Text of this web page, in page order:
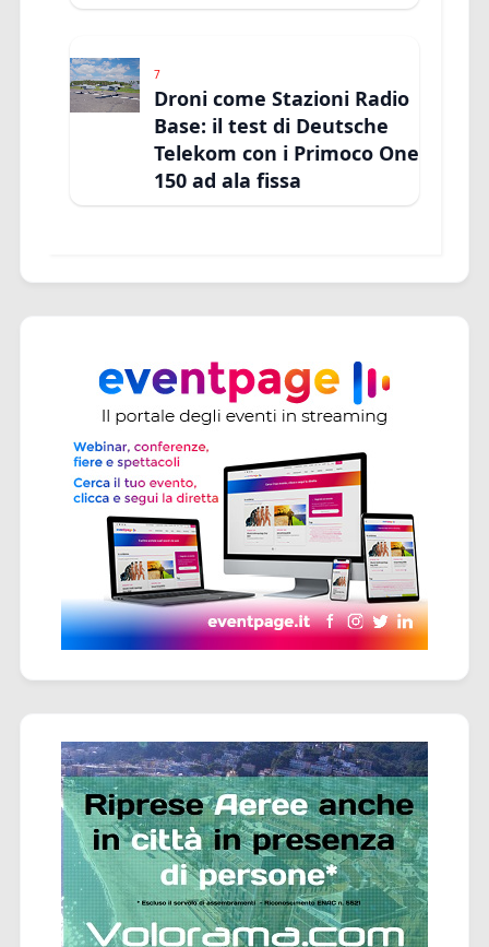
7
Droni come Stazioni Radio
Base: il test di Deutsche
Telekom con i Primoco One
150 ad ala fissa